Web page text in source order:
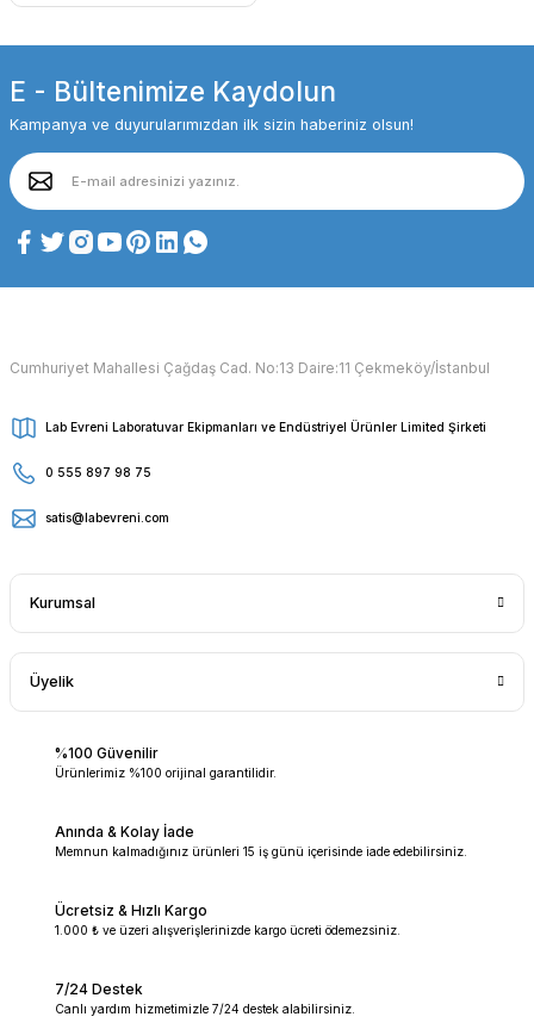
E - Bültenimize Kaydolun
Kampanya ve duyurularımızdan ilk sizin haberiniz olsun!
Cumhuriyet Mahallesi Çağdaş Cad. No:13 Daire:11 Çekmeköy/İstanbul
Lab Evreni Laboratuvar Ekipmanları ve Endüstriyel Ürünler Limited Şirketi
0 555 897 98 75
satis@labevreni.com
Kurumsal
Üyelik
%100 Güvenilir
Ürünlerimiz %100 orijinal garantilidir.
Anında & Kolay İade
Memnun kalmadığınız ürünleri 15 iş günü içerisinde iade edebilirsiniz.
Ücretsiz & Hızlı Kargo
1.000 ₺ ve üzeri alışverişlerinizde kargo ücreti ödemezsiniz.
7/24 Destek
Canlı yardım hizmetimizle 7/24 destek alabilirsiniz.